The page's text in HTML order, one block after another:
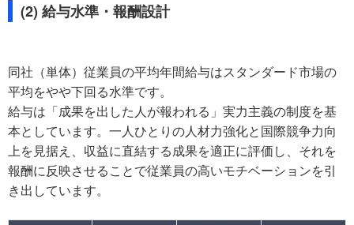
(2) 給与水準・報酬設計
同社（単体）従業員の平均年間給与はスタンダード市場の
平均をやや下回る水準です。
給与は「成果を出した人が報われる」実力主義の制度を基
本としています。一人ひとりの人材力強化と国際競争力向
上を見据え、収益に直結する成果を適正に評価し、それを
報酬に反映させることで従業員の高いモチベーションを引
き出しています。